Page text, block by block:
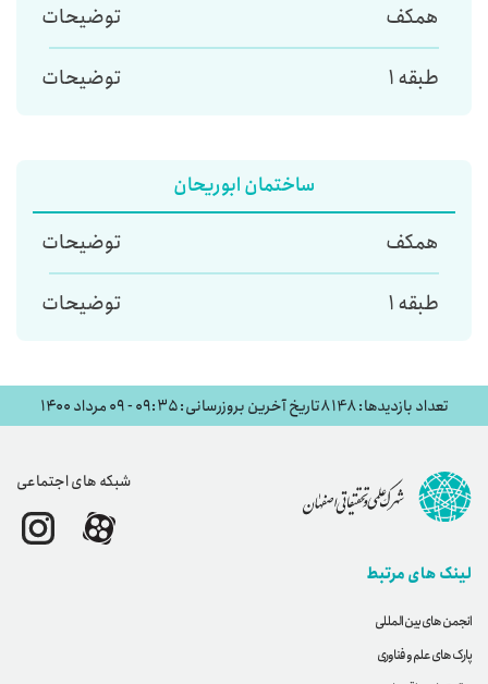
همکف توضیحات
طبقه 1 توضیحات
ساختمان ابوریحان
همکف توضیحات
طبقه 1 توضیحات
تعداد بازدیدها: 8148 تاریخ آخرین بروزرسانی: ۰۹:۳۵ - ۰۹ مرداد ۱۴۰۰
شبکه های اجتماعی
لینک های مرتبط
انجمن های بین المللی
پارک های علم و فناوری